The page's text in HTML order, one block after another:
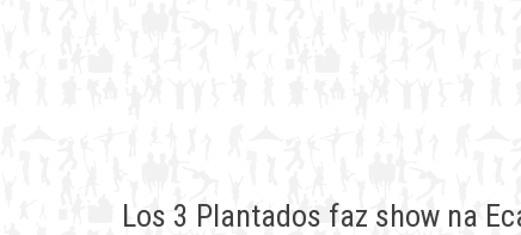
Los 3 Plantados faz show na